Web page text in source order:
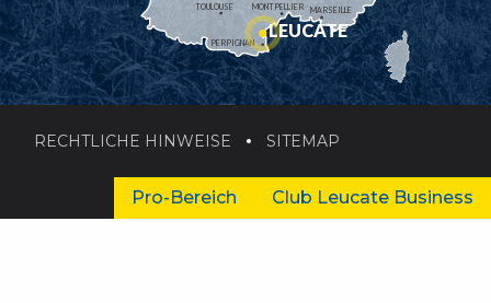
MONTPELLIER
PERPIGNAN
MARSEILLE
TOULOUSE
LEUCATE
RECHTLICHE HINWEISE SITEMAP
Pro-Bereich Club Leucate Business